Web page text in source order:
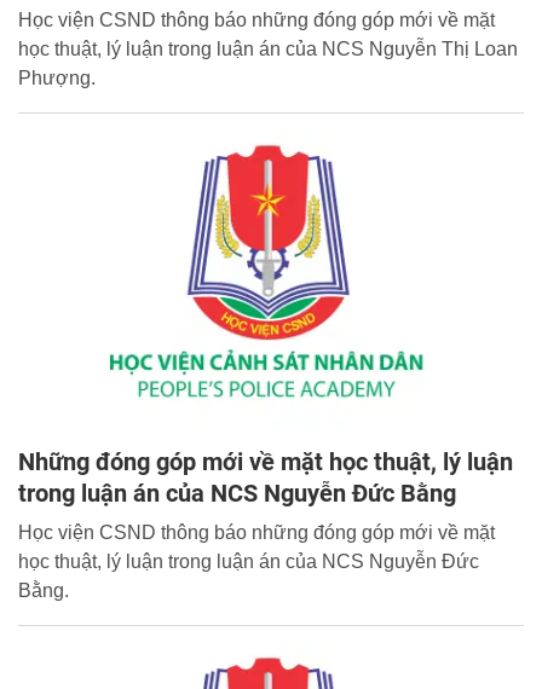
Học viện CSND thông báo những đóng góp mới về mặt
học thuật, lý luận trong luận án của NCS Nguyễn Thị Loan
Phượng.
Những đóng góp mới về mặt học thuật, lý luận
trong luận án của NCS Nguyễn Đức Bằng
Học viện CSND thông báo những đóng góp mới về mặt
học thuật, lý luận trong luận án của NCS Nguyễn Đức
Bằng.